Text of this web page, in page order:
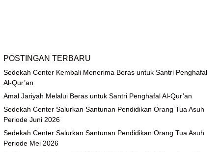
POSTINGAN TERBARU
Sedekah Center Kembali Menerima Beras untuk Santri Penghafal
Al-Qur’an
Amal Jariyah Melalui Beras untuk Santri Penghafal Al-Qur’an
Sedekah Center Salurkan Santunan Pendidikan Orang Tua Asuh
Periode Juni 2026
Sedekah Center Salurkan Santunan Pendidikan Orang Tua Asuh
Periode Mei 2026